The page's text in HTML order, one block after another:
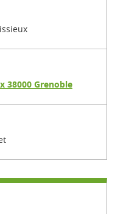
38000 Grenoble